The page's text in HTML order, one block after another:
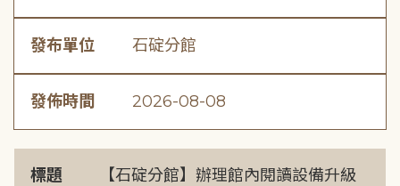
發布單位 石碇分館
發佈時間 2026-08-08
標題
【石碇分館】辦理館內閱讀設備升級